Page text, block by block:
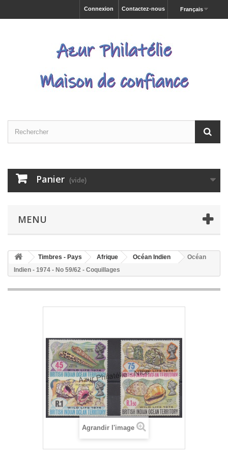
Français
Contactez-nous
Connexion
Panier (vide)
MENU
Timbres - Pays Afrique Océan Indien
Océan
Indien - 1974 - No 59/62 - Coquillages
Agrandir l'image